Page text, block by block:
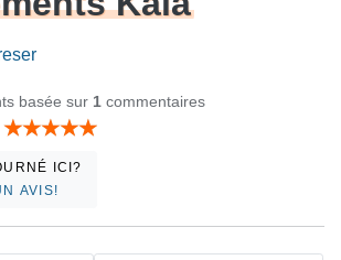
basée sur 1 commentaires
ICI?
AVIS!